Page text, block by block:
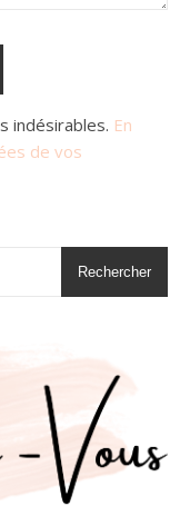
indésirables. En
de vos
Rechercher